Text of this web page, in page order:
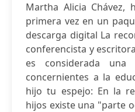
Martha Alicia Chávez,
primera vez en un
descarga digital La
conferencista y
es considerada una
concernientes a la
hijo tu espejo: En la
hijos existe una "parte